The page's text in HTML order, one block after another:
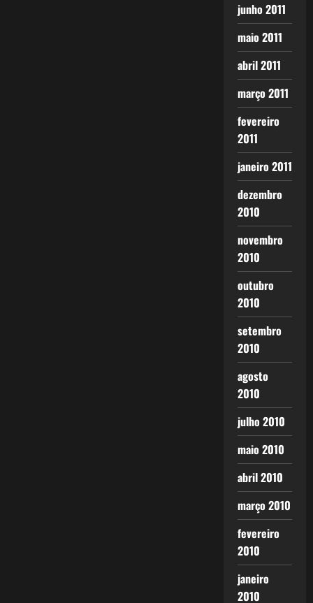
junho 2011
maio 2011
abril 2011
março 2011
fevereiro
2011
janeiro 2011
dezembro
2010
novembro
2010
outubro
2010
setembro
2010
agosto
2010
julho 2010
maio 2010
abril 2010
março 2010
fevereiro
2010
janeiro
2010